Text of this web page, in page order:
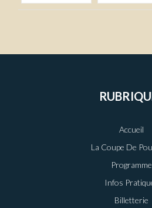
Accueil
La Coupe De
Programme
Infos
Billetterie